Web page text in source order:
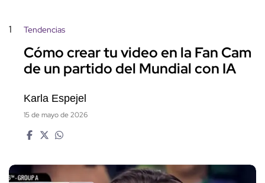
1 Tendencias
Cómo crear tu video en la Fan Cam
de un partido del Mundial con IA
Karla Espejel
15 de mayo de 2026